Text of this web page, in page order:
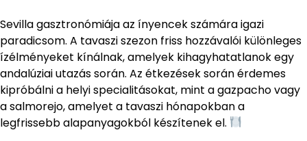
Sevilla gasztronómiája az ínyencek számára igazi
paradicsom. A tavaszi szezon friss hozzávalói különleges
ízélményeket kínálnak, amelyek kihagyhatatlanok egy
andalúziai utazás során. Az étkezések során érdemes
kipróbálni a helyi specialitásokat, mint a gazpacho vagy
a salmorejo, amelyet a tavaszi hónapokban a
legfrissebb alapanyagokból készítenek el.